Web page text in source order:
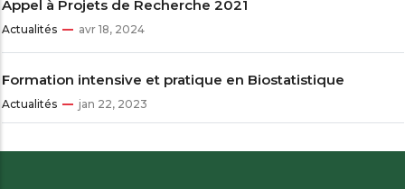
Appel à Projets de Recherche 2021
Actualités avr 18, 2024
Formation intensive et pratique en Biostatistique
Actualités jan 22, 2023